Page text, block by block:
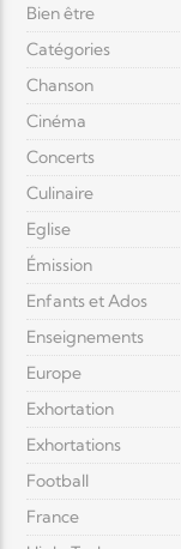
Bien être
Catégories
Chanson
Cinéma
Concerts
Culinaire
Eglise
Émission
Enfants et Ados
Enseignements
Europe
Exhortation
Exhortations
Football
France